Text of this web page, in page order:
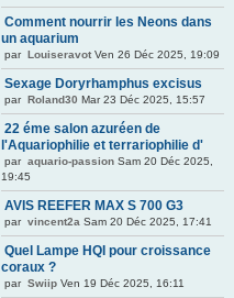
Comment nourrir les Neons dans
un aquarium
par Louiseravot Ven 26 Déc 2025, 19:09
Sexage Doryrhamphus excisus
par Roland30 Mar 23 Déc 2025, 15:57
22 éme salon azuréen de
l'Aquariophilie et terrariophilie d'
par aquario-passion Sam 20 Déc 2025,
19:45
AVIS REEFER MAX S 700 G3
par vincent2a Sam 20 Déc 2025, 17:41
Quel Lampe HQI pour croissance
coraux ?
par Swiip Ven 19 Déc 2025, 16:11